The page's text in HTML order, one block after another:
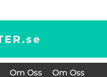
se
Om Oss Om Oss